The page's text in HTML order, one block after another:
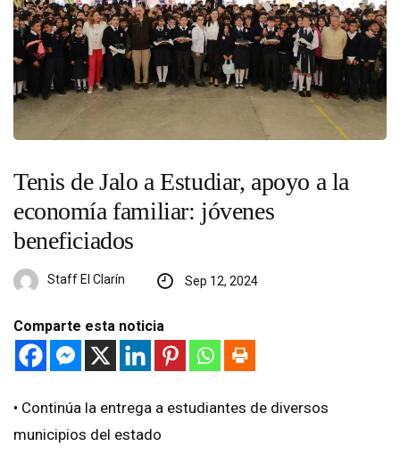
Tenis de Jalo a Estudiar, apoyo a la
economía familiar: jóvenes
beneficiados
Staff El Clarín Sep 12, 2024
Comparte esta noticia
•⁠ ⁠Continúa la entrega a estudiantes de diversos
municipios del estado